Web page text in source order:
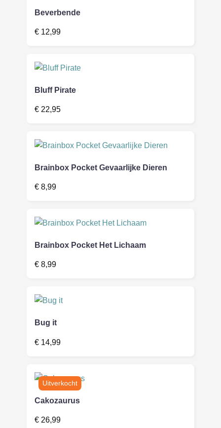
Beverbende
€ 12,99
Bluff Pirate
€ 22,95
Brainbox Pocket Gevaarlijke Dieren
€ 8,99
Brainbox Pocket Het Lichaam
€ 8,99
Bug it
€ 14,99
Cakozaurus
€ 26,99